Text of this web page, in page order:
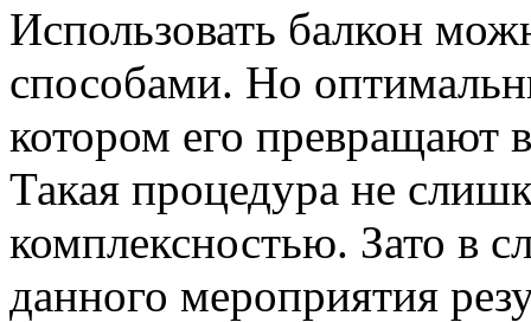
Использовать балкон
способами. Но
котором его превращают
Такая процедура не
комплексностью. Зато в
данного мероприятия